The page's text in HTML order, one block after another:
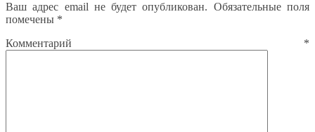
Ваш адрес email не будет опубликован. Обязательные поля
помечены *
Комментарий *